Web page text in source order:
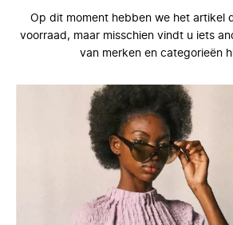
Op dit moment hebben we het artikel
voorraad, maar misschien vindt u iets
van merken en categorieën